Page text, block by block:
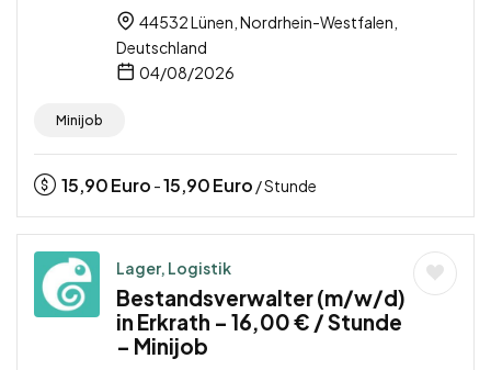
44532 Lünen, Nordrhein-Westfalen,
Deutschland
04/08/2026
Minijob
15,90Euro -15,90Euro / Stunde
Lager, Logistik
Bestandsverwalter (m/w/d)
in Erkrath – 16,00 € / Stunde
– Minijob